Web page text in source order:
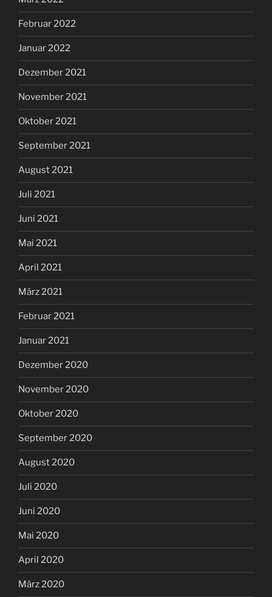
Februar 2022
Januar 2022
Dezember 2021
November 2021
Oktober 2021
September 2021
August 2021
Juli 2021
Juni 2021
Mai 2021
April 2021
März 2021
Februar 2021
Januar 2021
Dezember 2020
November 2020
Oktober 2020
September 2020
August 2020
Juli 2020
Juni 2020
Mai 2020
April 2020
März 2020